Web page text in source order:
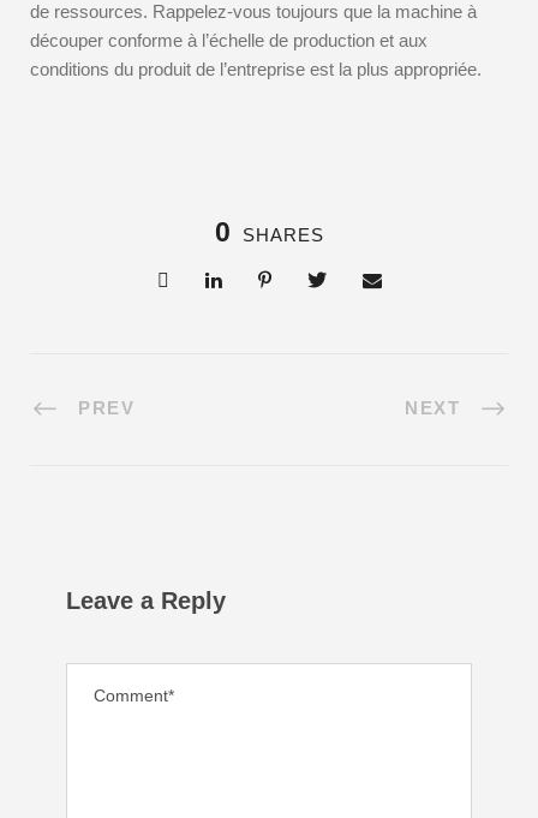
de ressources. Rappelez-vous toujours que la machine à
découper conforme à l’échelle de production et aux
conditions du produit de l’entreprise est la plus appropriée.
0 SHARES
PREV NEXT
Leave a Reply